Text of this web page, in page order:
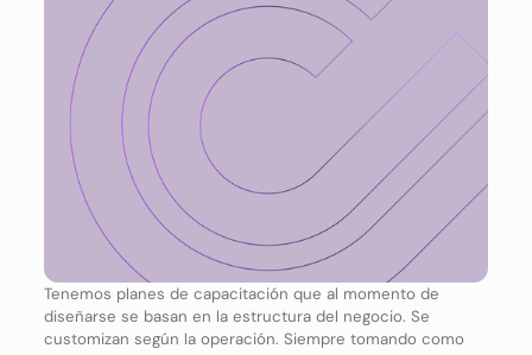
Tenemos planes de capacitación que al momento de
diseñarse se basan en la estructura del negocio. Se
customizan según la operación. Siempre tomando como